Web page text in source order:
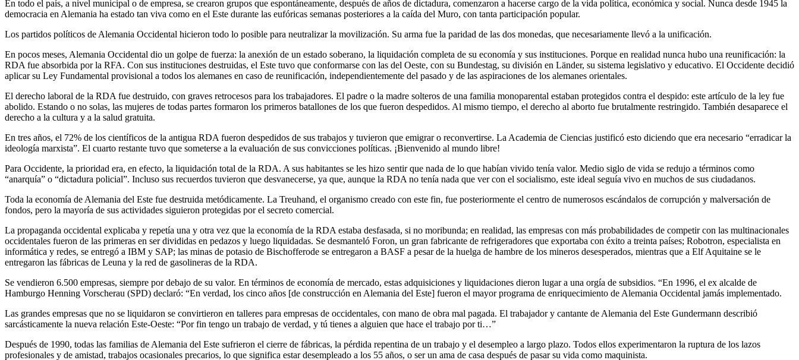
En todo el país, a nivel municipal o de empresa, se crearon grupos que espontáneamente, después de años de dictadura, comenzaron a hacerse cargo de la vida política, económica y social. Nunca desde 1945 la
democracia en Alemania ha estado tan viva como en el Este durante las eufóricas semanas posteriores a la caída del Muro, con tanta participación popular.
Los partidos políticos de Alemania Occidental hicieron todo lo posible para neutralizar la movilización. Su arma fue la paridad de las dos monedas, que necesariamente llevó a la unificación.
En pocos meses, Alemania Occidental dio un golpe de fuerza: la anexión de un estado soberano, la liquidación completa de su economía y sus instituciones. Porque en realidad nunca hubo una reunificación: la
RDA fue absorbida por la RFA. Con sus instituciones destruidas, el Este tuvo que conformarse con las del Oeste, con su Bundestag, su división en Länder, su sistema legislativo y educativo. El Occidente decidió
aplicar su Ley Fundamental provisional a todos los alemanes en caso de reunificación, independientemente del pasado y de las aspiraciones de los alemanes orientales.
El derecho laboral de la RDA fue destruido, con graves retrocesos para los trabajadores. El padre o la madre solteros de una familia monoparental estaban protegidos contra el despido: este artículo de la ley fue
abolido. Estando o no solas, las mujeres de todas partes formaron los primeros batallones de los que fueron despedidos. Al mismo tiempo, el derecho al aborto fue brutalmente restringido. También desaparece el
derecho a la cultura y a la salud gratuita.
En tres años, el 72% de los científicos de la antigua RDA fueron despedidos de sus trabajos y tuvieron que emigrar o reconvertirse. La Academia de Ciencias justificó esto diciendo que era necesario “erradicar la
ideología marxista”. El cuarto restante tuvo que someterse a la evaluación de sus convicciones políticas. ¡Bienvenido al mundo libre!
Para Occidente, la prioridad era, en efecto, la liquidación total de la RDA. A sus habitantes se les hizo sentir que nada de lo que habían vivido tenía valor. Medio siglo de vida se redujo a términos como
“anarquía” o “dictadura policial”. Incluso sus recuerdos tuvieron que desvanecerse, ya que, aunque la RDA no tenía nada que ver con el socialismo, este ideal seguía vivo en muchos de sus ciudadanos.
Toda la economía de Alemania del Este fue destruida metódicamente. La Treuhand, el organismo creado con este fin, fue posteriormente el centro de numerosos escándalos de corrupción y malversación de
fondos, pero la mayoría de sus actividades siguieron protegidas por el secreto comercial.
La propaganda occidental explicaba y repetía una y otra vez que la economía de la RDA estaba desfasada, si no moribunda; en realidad, las empresas con más probabilidades de competir con las multinacionales
occidentales fueron de las primeras en ser divididas en pedazos y luego liquidadas. Se desmanteló Foron, un gran fabricante de refrigeradores que exportaba con éxito a treinta países; Robotron, especialista en
informática y redes, se entregó a IBM y SAP; las minas de potasio de Bischofferode se entregaron a BASF a pesar de la huelga de hambre de los mineros desesperados, mientras que a Elf Aquitaine se le
entregaron las fábricas de Leuna y la red de gasolineras de la RDA.
Se vendieron 6.500 empresas, siempre por debajo de su valor. En términos de economía de mercado, estas adquisiciones y liquidaciones dieron lugar a una orgía de subsidios. “En 1996, el ex alcalde de
Hamburgo Henning Vorscherau (SPD) declaró: “En verdad, los cinco años [de construcción en Alemania del Este] fueron el mayor programa de enriquecimiento de Alemania Occidental jamás implementado.
Las grandes empresas que no se liquidaron se convirtieron en talleres para empresas de occidentales, con mano de obra mal pagada. El trabajador y cantante de Alemania del Este Gundermann describió
sarcásticamente la nueva relación Este-Oeste: “Por fin tengo un trabajo de verdad, y tú tienes a alguien que hace el trabajo por ti…”
Después de 1990, todas las familias de Alemania del Este sufrieron el cierre de fábricas, la pérdida repentina de un trabajo y el desempleo a largo plazo. Todos ellos experimentaron la ruptura de los lazos
profesionales y de amistad, trabajos ocasionales precarios, lo que significa estar desempleado a los 55 años, o ser un ama de casa después de pasar su vida como maquinista.